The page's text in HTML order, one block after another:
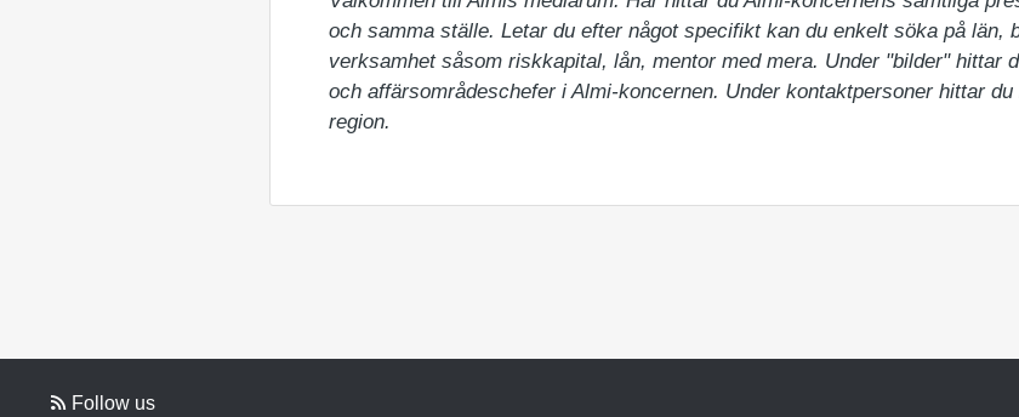
och samma ställe. Letar du efter något specifikt kan du enkelt söka på län,
verksamhet såsom riskkapital, lån, mentor med mera. Under "bilder" hittar
och affärsområdeschefer i Almi-koncernen. Under kontaktpersoner hittar
region.
Follow us